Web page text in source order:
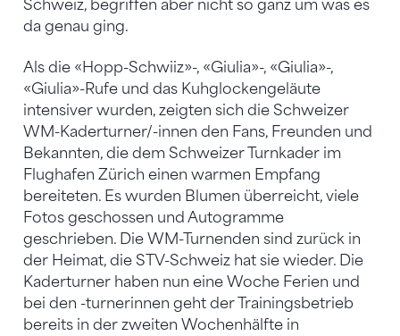
Schweiz, begriffen aber nicht so ganz um was es
da genau ging.
Als die «Hopp-Schwiiz»-, «Giulia»-, «Giulia»-,
«Giulia»-Rufe und das Kuhglockengeläute
intensiver wurden, zeigten sich die Schweizer
WM-Kaderturner/-innen den Fans, Freunden und
Bekannten, die dem Schweizer Turnkader im
Flughafen Zürich einen warmen Empfang
bereiteten. Es wurden Blumen überreicht, viele
Fotos geschossen und Autogramme
geschrieben. Die WM-Turnenden sind zurück in
der Heimat, die STV-Schweiz hat sie wieder. Die
Kaderturner haben nun eine Woche Ferien und
bei den -turnerinnen geht der Trainingsbetrieb
bereits in der zweiten Wochenhälfte in